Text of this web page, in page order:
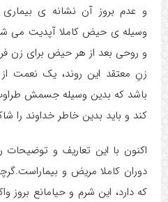
و عدم بروز آن نشانه ی بیماری
وسیله ی حیض کاملا آپدیت می
و روحی بعد از هر حیض برای زن
زنِ معتقد این روند، یک نعمت
باشد که بدین وسیله جسمش
کند و باید بدین خاطر خداوند را
اکنون با این تعاریف و
دوران کاملا مریض و
که دارد، این شرم و حیامانع بروز